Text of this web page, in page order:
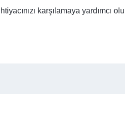
karşılamaya yardımcı